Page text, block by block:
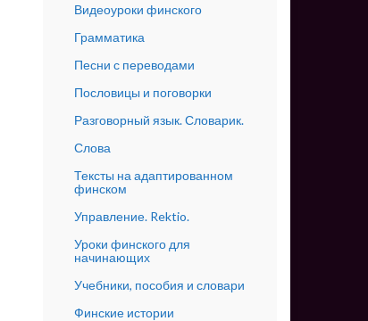
Видеоуроки финского
Грамматика
Песни с переводами
Пословицы и поговорки
Разговорный язык. Словарик.
Слова
Тексты на адаптированном
финском
Управление. Rektio.
Уроки финского для
начинающих
Учебники, пособия и словари
Финские истории